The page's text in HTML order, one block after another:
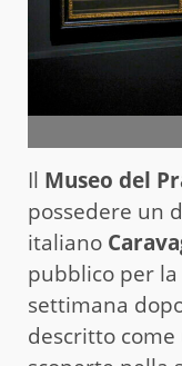
Il Museo del
possedere un
italiano
pubblico per
settimana
descritto